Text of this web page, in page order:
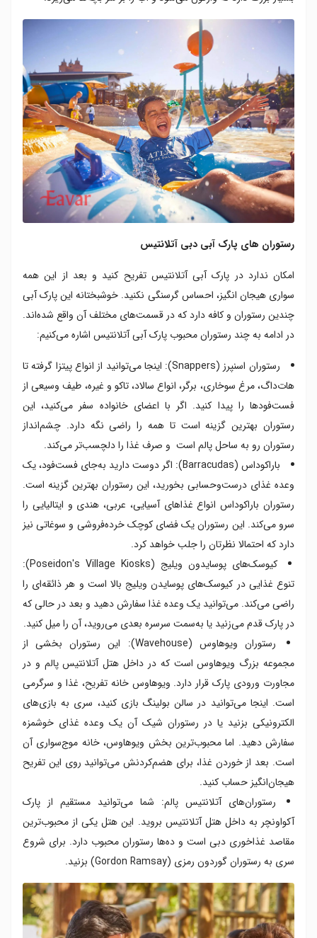
رستوران های پارک آبی دبی آتلانتیس
امکان ندارد در پارک آبی آتلانتیس تفریح کنید و بعد از این همه
سواری هیجان‌ انگیز، احساس گرسنگی نکنید. خوشبختانه این پارک آبی
چندین رستوران و کافه دارد که در قسمت‌های مختلف آن واقع شده‌اند.
در ادامه به چند رستوران محبوب پارک آبی آتلانتیس اشاره می‌کنیم:
رستوران اسنپرز (Snappers): اینجا می‌توانید از انواع پیتزا گرفته تا
هات‌داگ، مرغ سوخاری، برگر، انواع سالاد، تاکو و غیره، طیف وسیعی از
فست‌فودها را پیدا کنید. اگر با اعضای خانواده سفر می‌کنید، این
رستوران بهترین گزینه است تا همه را راضی نگه دارد. چشم‌انداز
رستوران رو به ساحل پالم است و صرف غذا را دلچسب‌تر می‌کند.
باراکوداس (Barracudas): اگر دوست دارید به‌جای فست‌فود، یک
وعده غذای درست‌وحسابی بخورید، این رستوران بهترین گزینه است.
رستوران باراکوداس انواع غذاهای آسیایی، عربی، هندی و ایتالیایی را
سرو می‌کند. این رستوران یک فضای کوچک خرده‌فروشی و سوغاتی‌ نیز
دارد که احتمالا نظرتان را جلب خواهد کرد.
کیوسک‌های پوسایدون ویلیج (Poseidon's Village Kiosks):
تنوع غذایی در کیوسک‌های پوسایدن ویلیج بالا است و هر ذائقه‌ای را
راضی می‌کند. می‌توانید یک وعده غذا سفارش دهید و بعد در حالی که
در پارک قدم می‌زنید یا به‌سمت سرسره بعدی می‌روید، آن را میل کنید.
رستوران ویوهاوس (Wavehouse): این رستوران بخشی از
مجموعه بزرگ ویوهاوس است که در داخل هتل آتلانتیس پالم و در
مجاورت ورودی پارک قرار دارد. ویوهاوس خانه تفریح، غذا و سرگرمی‌
است. اینجا می‌توانید در سالن بولینگ بازی کنید، سری به بازی‌های
الکترونیکی بزنید یا در رستوران شیک آن یک وعده غذای خوشمزه
سفارش دهید. اما محبوب‌ترین بخش ویوهاوس، خانه موج‌سواری آن
است. بعد از خوردن غذا، برای هضم‌کردنش می‌توانید روی این تفریح
هیجان‌انگیز حساب کنید.
رستوران‌های آتلانتیس پالم: شما می‌توانید مستقیم از پارک
آکواونچر به داخل هتل آتلانتیس بروید. این هتل یکی از محبوب‌ترین
مقاصد غذاخوری دبی است و ده‌ها رستوران محبوب دارد. برای شروع
سری به رستوران گوردون رمزی (Gordon Ramsay) بزنید.